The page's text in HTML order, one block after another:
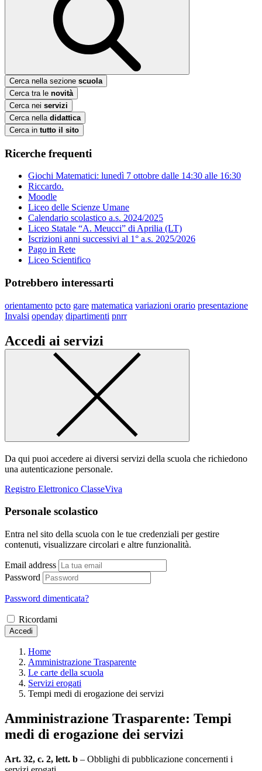
Cerca nella sezione scuola
Cerca tra le novità
Cerca nei servizi
Cerca nella didattica
Cerca in tutto il sito
Ricerche frequenti
Giochi Matematici: lunedì 7 ottobre dalle 14:30 alle 16:30
Riccardo.
Moodle
Liceo delle Scienze Umane
Calendario scolastico a.s. 2024/2025
Liceo Statale “A. Meucci” di Aprilia (LT)
Iscrizioni anni successivi al 1° a.s. 2025/2026
Pago in Rete
Liceo Scientifico
Potrebbero interessarti
orientamento pcto gare matematica variazioni orario presentazione
Invalsi openday dipartimenti pnrr
Accedi ai servizi
Da qui puoi accedere ai diversi servizi della scuola che richiedono
una autenticazione personale.
Registro Elettronico ClasseViva
Personale scolastico
Entra nel sito della scuola con le tue credenziali per gestire
contenuti, visualizzare circolari e altre funzionalità.
Email address
Password
Password dimenticata?
Ricordami
Accedi
Home
Amministrazione Trasparente
Le carte della scuola
Servizi erogati
Tempi medi di erogazione dei servizi
Amministrazione Trasparente: Tempi
medi di erogazione dei servizi
Art. 32, c. 2, lett. b – Obblighi di pubblicazione concernenti i